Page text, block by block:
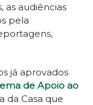
as audiências
pela
já aprovados
de Apoio ao
da Casa que